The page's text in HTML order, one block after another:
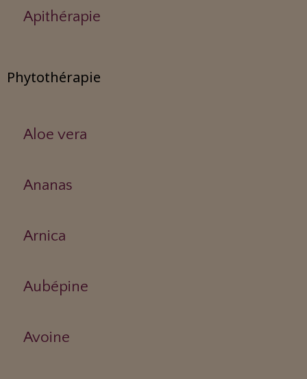
Apithérapie
Phytothérapie
Aloe vera
Ananas
Arnica
Aubépine
Avoine